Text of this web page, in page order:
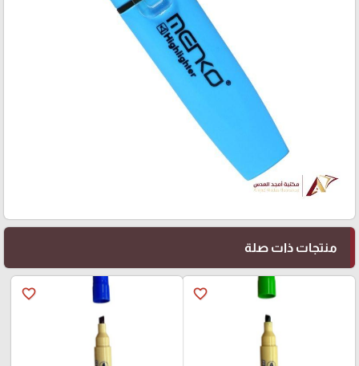
منتجات ذات صلة
favorite_border
favorite_border